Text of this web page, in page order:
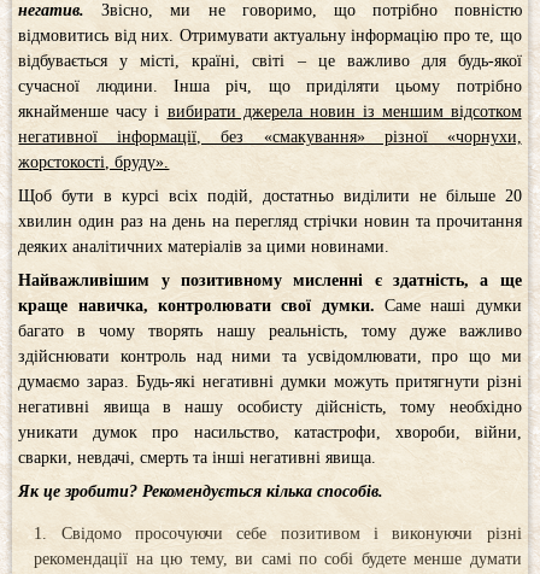
негатив.Звісно, ​​ми не говоримо, що потрібно повністю
відмовитись від них. Отримувати актуальну інформацію про те, що
відбувається у місті, країні, світі – це важливо для будь-якої
сучасної людини. Інша річ, що приділяти цьому потрібно
якнайменше часу і вибирати джерела новин із меншим відсотком
негативної інформації, без «смакування» різної «чорнухи,
жорстокості, бруду».
Щоб бути в курсі всіх подій, достатньо виділити не більше 20
хвилин один раз на день на перегляд стрічки новин та прочитання
деяких аналітичних матеріалів за цими новинами.
Найважливішим у позитивному мисленні є здатність, а ще
краще навичка, контролювати свої думки. Саме наші думки
багато в чому творять нашу реальність, тому дуже важливо
здійснювати контроль над ними та усвідомлювати, про що ми
думаємо зараз. Будь-які негативні думки можуть притягнути різні
негативні явища в нашу особисту дійсність, тому необхідно
уникати думок про насильство, катастрофи, хвороби, війни,
сварки, невдачі, смерть та інші негативні явища.
Як це зробити? Рекомендується кілька способів.
Свідомо просочуючи себе позитивом і виконуючи різні
рекомендації на цю тему, ви самі по собі будете менше думати